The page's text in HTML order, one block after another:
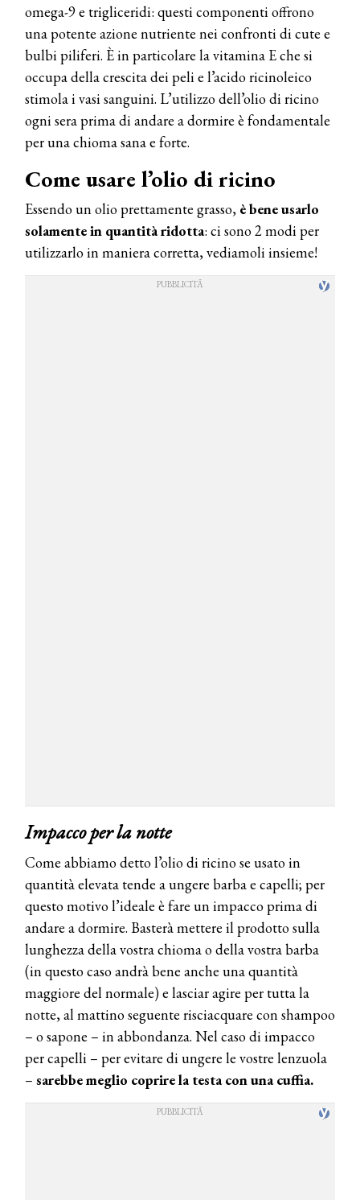
omega-9 e trigliceridi: questi componenti offrono
una potente azione nutriente nei confronti di cute e
bulbi piliferi. È in particolare la vitamina E che si
occupa della crescita dei peli e l’acido ricinoleico
stimola i vasi sanguini. L’utilizzo dell’olio di ricino
ogni sera prima di andare a dormire è fondamentale
per una chioma sana e forte.
Come usare l’olio di ricino
Essendo un olio prettamente grasso, è bene usarlo
solamente in quantità ridotta: ci sono 2 modi per
utilizzarlo in maniera corretta, vediamoli insieme!
Impacco per la notte
Come abbiamo detto l’olio di ricino se usato in
quantità elevata tende a ungere barba e capelli; per
questo motivo l’ideale è fare un impacco prima di
andare a dormire. Basterà mettere il prodotto sulla
lunghezza della vostra chioma o della vostra barba
(in questo caso andrà bene anche una quantità
maggiore del normale) e lasciar agire per tutta la
notte, al mattino seguente risciacquare con shampoo
– o sapone – in abbondanza. Nel caso di impacco
per capelli – per evitare di ungere le vostre lenzuola
– sarebbe meglio coprire la testa con una cuffia.